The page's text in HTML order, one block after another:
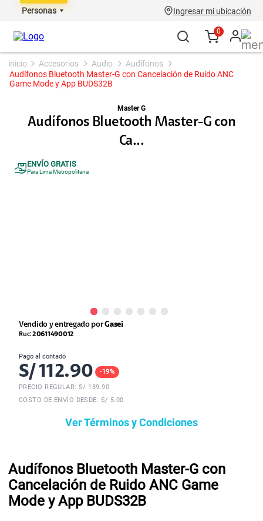
Personas Ingresar mi ubicación
0
accesorios audio
audífonos
Audífonos Bluetooth Master-G con Cancelación de Ruido ANC
Game Mode y App BUDS32B
Master G
Audífonos Bluetooth Master-G con
Ca...
ENVÍO GRATIS
Para Lima Metropolitana
Vendido y entregado porGasei
Ruc:20611490012
Pago al contado
S/112.90 -19%
PRECIO REGULAR: S/ 139.90
COSTO DE ENVÍO DESDE: S/ 5.00
Ver Términos y Condiciones
Audífonos Bluetooth Master-G con
Cancelación de Ruido ANC Game
Mode y App BUDS32B